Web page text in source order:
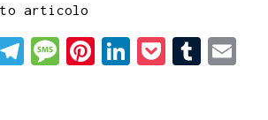
articolo
W
T
M
P
L
T